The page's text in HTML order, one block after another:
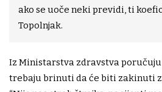
ako se uoče neki previdi, ti
Topolnjak.
Iz Ministarstva zdravstva
trebaju brinuti da će biti zakinuti